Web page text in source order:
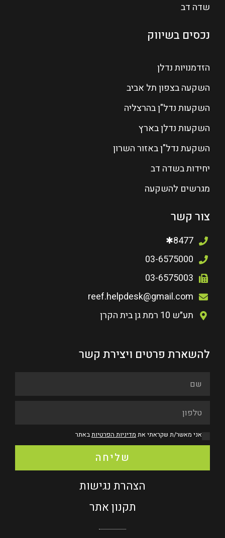
שדה דב
נכסים בשיווק
הזדמנויות נדלן
השקעה בצפון תל אביב
השקעות נדל"ן בהרצליה
השקעות נדלן בארץ
השקעת נדל"ן באזור השרון
יחידות בשדה דב
מגרשים להשקעה
צור קשר
8477✱
03-6575000
03-6575003
reef.helpdesk@gmail.com
תע״ש 10 רמת גן בית הקרן
להשארת פרטים ויצירת קשר
אני מאשר/ת שקראתי את מדיניות הפרטיותבאתר
שליחה
הצהרת נגישות
תקנון אתר